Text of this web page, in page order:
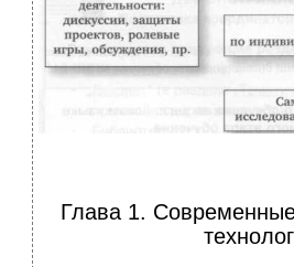
Глава 1. Современные